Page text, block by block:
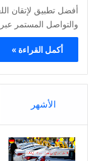
والتواصل المستمر عبر
أكمل القراءة »
الأشهر